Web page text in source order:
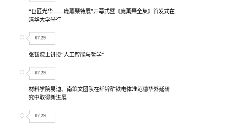
“巨匠光华——庞薰琹特展”开幕式暨《庞薰琹全集》首发式在
清华大学举行
07.29
张钹院士讲授“人工智能与哲学”
07.29
材料学院易迪、南策文团队在纤锌矿铁电体准范德华外延研
究中取得新进展
07.29